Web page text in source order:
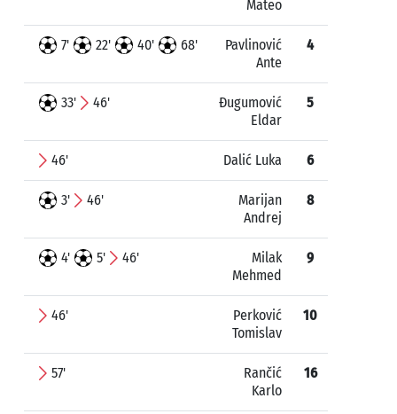
Mateo
7' 22' 40' 68'
Pavlinović
Ante
4
33' 46'
Đugumović
Eldar
5
46' Dalić Luka 6
3' 46'
Marijan
Andrej
8
4' 5' 46'
Milak
Mehmed
9
46'
Perković
Tomislav
10
57'
Rančić
Karlo
16